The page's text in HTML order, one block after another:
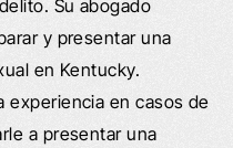
Su abogado
y presentar una
en Kentucky.
experiencia en casos de
a presentar una